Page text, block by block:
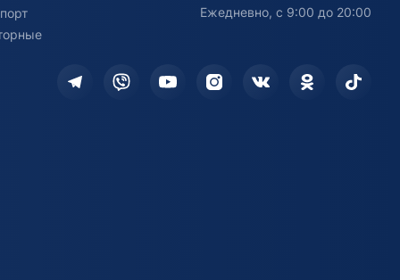
Ежедневно, с 9:00 до 20:00